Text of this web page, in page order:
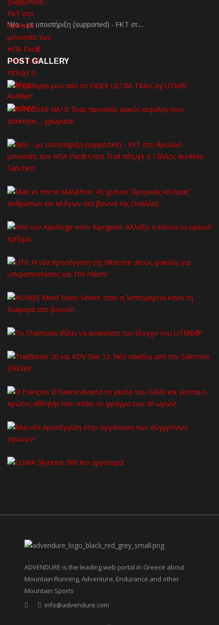
Νέο – με υποστήριξη (supported) - FKT στ…
POST GALLERY
ADVENDURE is the leading web portal in Greece about
Mountain Running, Adventure, Endurance and other
Mountain Sports
info@advendure.com